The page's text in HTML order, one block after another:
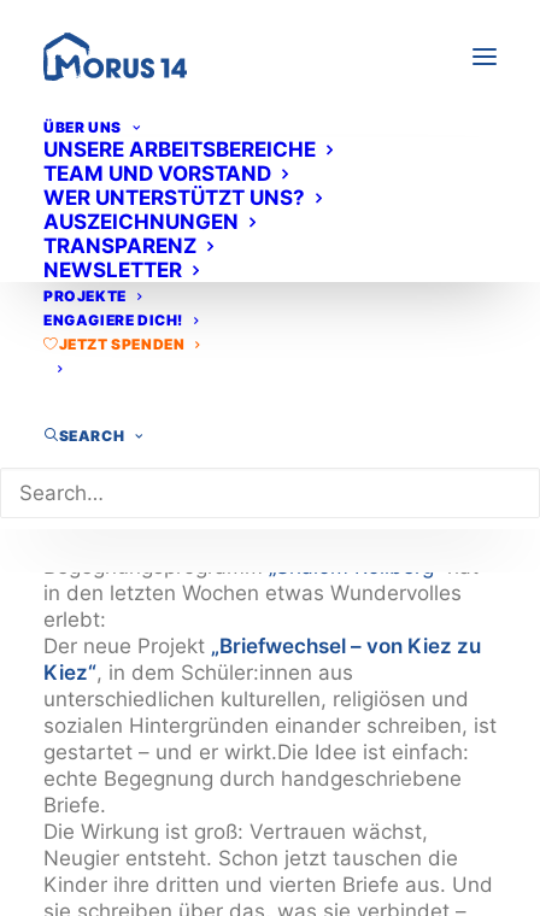
ÜBER UNS
UNSERE ARBEITSBEREICHE
TEAM UND VORSTAND
WER UNTERSTÜTZT UNS?
AUSZEICHNUNGEN
TRANSPARENZ
NEWSLETTER
PROJEKTE
ENGAGIERE DICH!
JETZT SPENDEN
SEARCH
KANN EIN BRIEF LEBEN
VERÄNDERN?
Begegnungsprogramm „Shalom Rollberg“
hat
in den letzten Wochen etwas Wundervolles
erlebt:
Der neue Projekt „Briefwechsel – von Kiez zu
Kiez“, in dem Schüler:innen aus
unterschiedlichen kulturellen, religiösen und
sozialen Hintergründen einander schreiben, ist
gestartet – und er wirkt.Die Idee ist einfach:
echte Begegnung durch handgeschriebene
Briefe.
Die Wirkung ist groß: Vertrauen wächst,
Neugier entsteht. Schon jetzt tauschen die
Kinder ihre dritten und vierten Briefe aus. Und
sie schreiben über das, was sie verbindet –